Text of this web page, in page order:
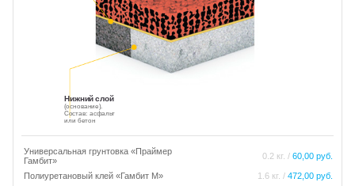
ПИГМЕНТ ИСКУССТВЕННАЯ ТРАВА
ПРОМПОЛЫ
Улан-Удэ
Нижний слой
(основание).
Состав: асфальт
или бетон
Универсальная грунтовка «Праймер
Гамбит»
0.2 кг. / 60,00 руб.
Полиуретановый клей «Гамбит М» 1.6 кг. / 472,00 руб.